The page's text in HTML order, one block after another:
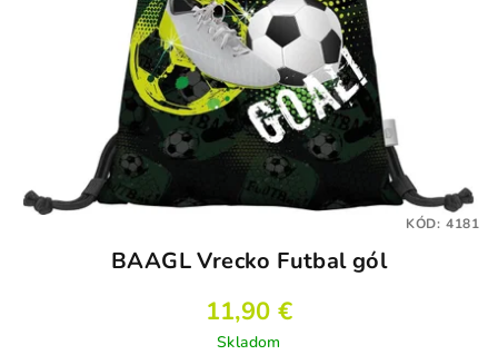
BAAGL Vrecko Futbal gól
11,90 €
Skladom
KÓD: 4181